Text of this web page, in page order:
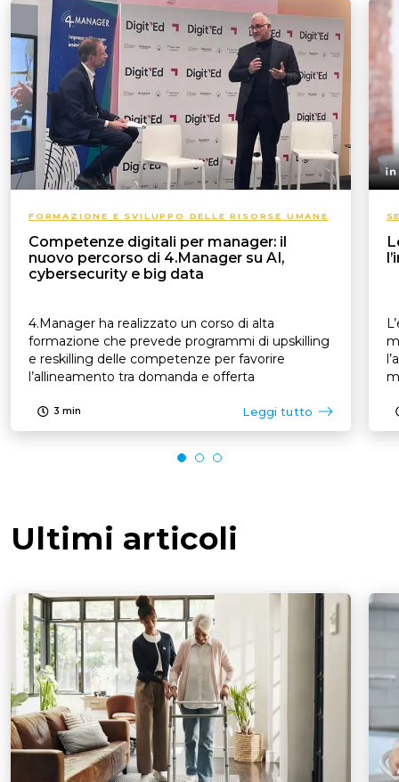
FORMAZIONE E SVILUPPO DELLE RISORSE UMANE
Competenze digitali per manager: il
nuovo percorso di 4.Manager su AI,
cybersecurity e big data
4.Manager ha realizzato un corso di alta
formazione che prevede programmi di upskilling
e reskilling delle competenze per favorire
l’allineamento tra domanda e offerta
3 min Leggi tutto
Ultimi articoli